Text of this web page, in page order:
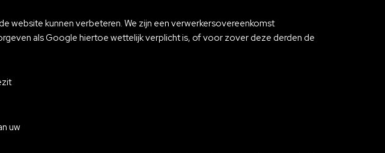
website kunnen verbeteren. We zijn een verwerkersovereenkomst
als Google hiertoe wettelijk verplicht is, of voor zover deze derden de
uw